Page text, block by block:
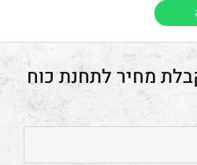
תחנת כוח